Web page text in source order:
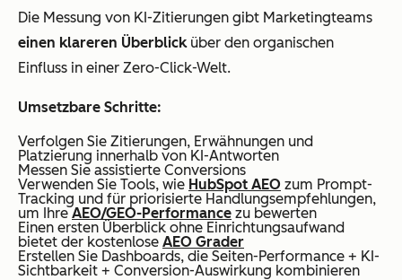
Die Messung von KI-Zitierungen gibt Marketingteams
einen klareren Überblicküber den organischen
Einfluss in einer Zero-Click-Welt.
Umsetzbare Schritte:
Verfolgen Sie Zitierungen, Erwähnungen und
Platzierung innerhalb von KI-Antworten
Messen Sie assistierte Conversions
Verwenden Sie Tools, wie HubSpot AEO zum Prompt-
Tracking und für priorisierte Handlungsempfehlungen,
um IhreAEO/GEO-Performance zu bewerten
Einen ersten Überblick ohne Einrichtungsaufwand
bietet der kostenlose AEO Grader
Erstellen Sie Dashboards, die Seiten-Performance + KI-
Sichtbarkeit + Conversion-Auswirkung kombinieren